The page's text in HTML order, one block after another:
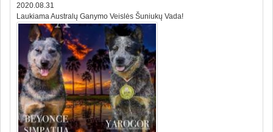
2020.08.31
Laukiama Australų Ganymo Veislės Šuniukų Vada!